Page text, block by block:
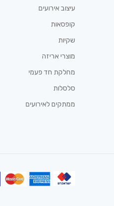
עיצוב אירועים
קופסאות
שקיות
מוצרי אריזה
מחלקת חד פעמי
סלסלות
ממתקים לאירועים